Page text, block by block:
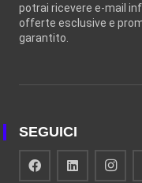
potrai ricevere e-mail
offerte esclusive e
garantito.
SEGUICI